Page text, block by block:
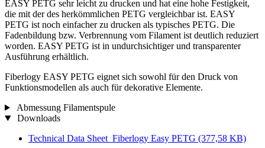
EASY PETG sehr leicht zu drucken und hat eine hohe Festigkeit,
die mit der des herkömmlichen PETG vergleichbar ist. EASY
PETG ist noch einfacher zu drucken als typisches PETG. Die
Fadenbildung bzw. Verbrennung vom Filament ist deutlich reduziert
worden. EASY PETG ist in undurchsichtiger und transparenter
Ausführung erhältlich.
Fiberlogy EASY PETG eignet sich sowohl für den Druck von
Funktionsmodellen als auch für dekorative Elemente.
Abmessung Filamentspule
Downloads
Technical Data Sheet_Fiberlogy Easy PETG (377,58 KB)